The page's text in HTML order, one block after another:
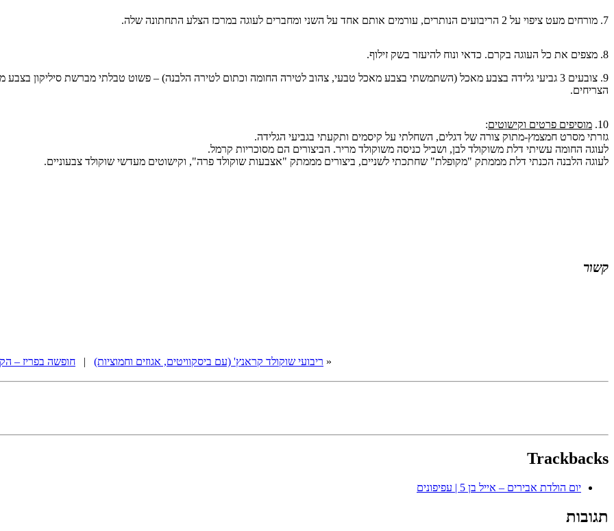
7. מורחים מעט ציפוי על 2 הריבועים הנותרים, עורמים אותם אחד על השני ומחברים לעוגה במרכז הצלע התחתונה שלה.
8. מצפים את כל העוגה בקרם. כדאי ונוח להיעזר בשק זילוף.
9. צובעים 3 גביעי גלידה בצבע מאכל (השתמשתי בצבע מאכל טבעי, צהוב לטירה החומה וכתום לטירה הלבנה) – פשוט טבלתי מברשת סיליקון
הצריחים.
10. מוסיפים פרטים וקישוטים:
גזרתי מסרט חמצמץ-מתוק צורה של דגלים, השחלתי על קיסמים ותקעתי בגביעי הגלידה.
לעוגה החומה עשיתי דלת משוקולד לבן, ושביל כניסה משוקולד מריר. הביצורים הם מסוכריות קרמל.
לעוגה הלבנה הכנתי דלת מממתק "מקופלת" שחתכתי לשניים, ביצורים מממתק "אצבעות שוקולד פרה", וקישוטים מעדשי שוקולד צבעוניים.
קשור
« ריבועי שוקולד קראנץ' (עם ביסקוויטים, אגוזים וחמוציות) | חופשה בפריז –
Trackbacks
יום הולדת אבירים – אייל בן 5 | עפיפונים
תגובות